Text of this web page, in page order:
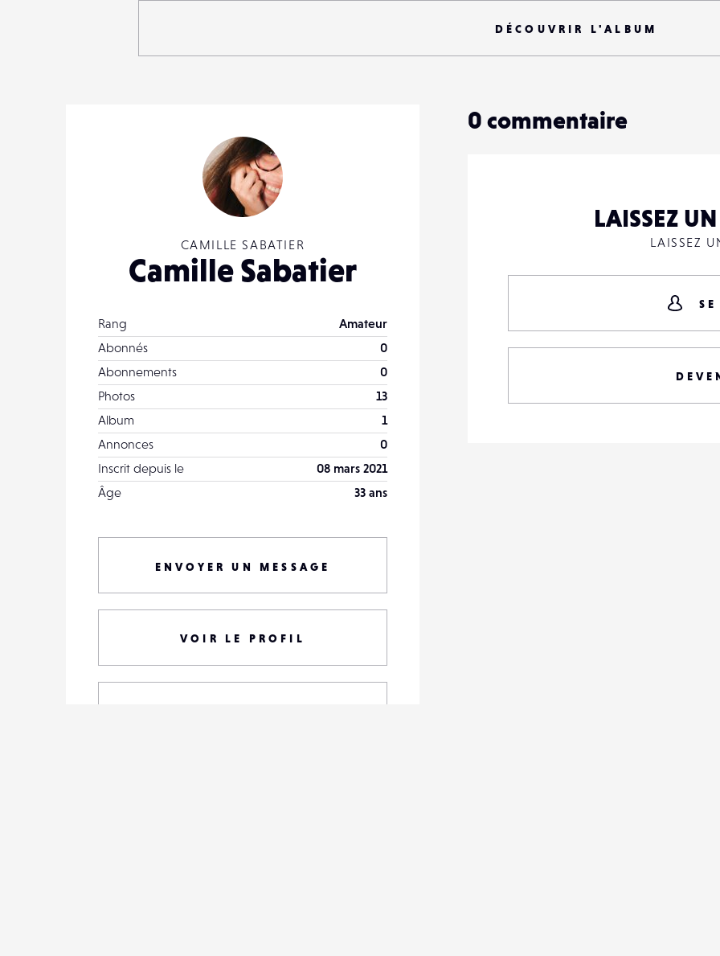
DÉCOUVRIR L'ALBUM
CAMILLE SABATIER
Camille Sabatier
Rang
Amateur
Abonnés
0
Abonnements
0
Photos
13
Album
1
Annonces
0
Inscrit depuis le
08 mars 2021
Âge
33 ans
ENVOYER UN MESSAGE
VOIR LE PROFIL
0 commentaire
LAISSEZ
LAISSEZ